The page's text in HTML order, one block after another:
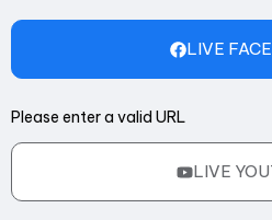
LIVE
LIVE
Please enter a valid URL